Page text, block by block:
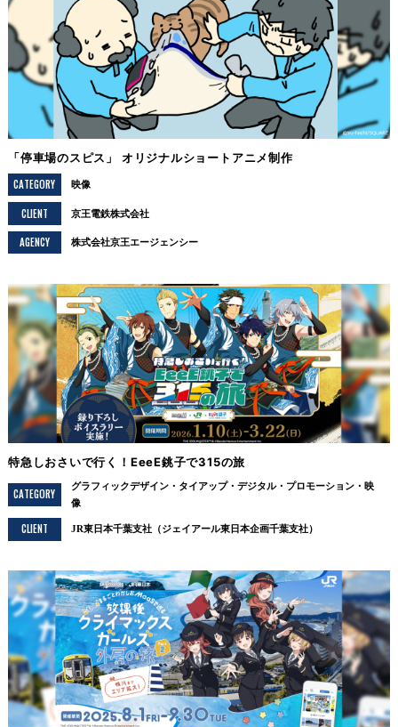
「停車場のスピス」 オリジナルショートアニメ制作
CATEGORY
映像
CLIENT 京王電鉄株式会社
AGENCY 株式会社京王エージェンシー
特急しおさいで行く！EeeE銚子で315の旅
CATEGORY
グラフィックデザイン タイアップ デジタル プロモーション
映
像
CLIENT JR東日本千葉支社（ジェイアール東日本企画千葉支社）